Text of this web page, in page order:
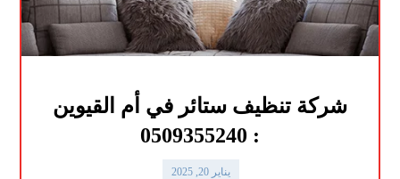
شركة تنظيف ستائر في أم القيوين
: 0509355240
يناير 20, 2025